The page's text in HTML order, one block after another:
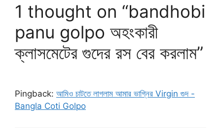
1 thought on “bandhobi
panu golpo অহংকারী
ক্লাসমেটের গুদের রস বের করলাম”
Pingback: আমিও চাটতে লাগলাম আমার ভাগ্নির Virgin গুদ -
Bangla Coti Golpo